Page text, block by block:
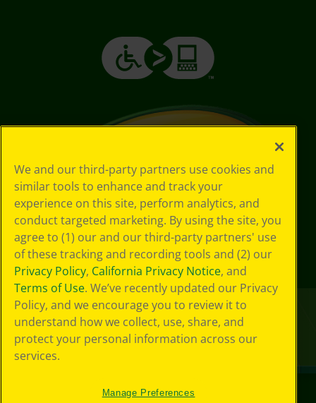
We and our third-party partners use cookies and
similar tools to enhance and track your
experience on this site, perform analytics, and
conduct targeted marketing. By using the site, you
agree to (1) our and our third-party partners' use
of these tracking and recording tools and (2) our
Privacy Policy, California Privacy Notice, and
Terms of Use. We’ve recently updated our Privacy
Policy, and we encourage you to review it to
understand how we collect, use, share, and
protect your personal information across our
services.
Manage Preferences